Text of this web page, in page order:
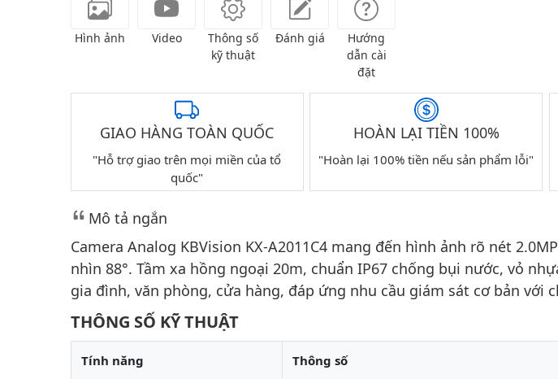
Hình ảnh Video
Thông số
kỹ thuật
Đánh giá
Hướng
dẫn cài
đặt
GIAO HÀNG TOÀN QUỐC
"Hỗ trợ giao trên mọi miền của tổ
quốc"
HOÀN LẠI TIỀN 100%
"Hoàn lại 100% tiền nếu sản phẩm lỗi"
Mô tả ngắn
Camera Analog KBVision KX-A2011C4 mang đến hình ảnh rõ nét
nhìn 88°. Tầm xa hồng ngoại 20m, chuẩn IP67 chống bụi nước, vỏ
gia đình, văn phòng, cửa hàng, đáp ứng nhu cầu giám sát cơ bản với
THÔNG SỐ KỸ THUẬT
Tính năng Thông số